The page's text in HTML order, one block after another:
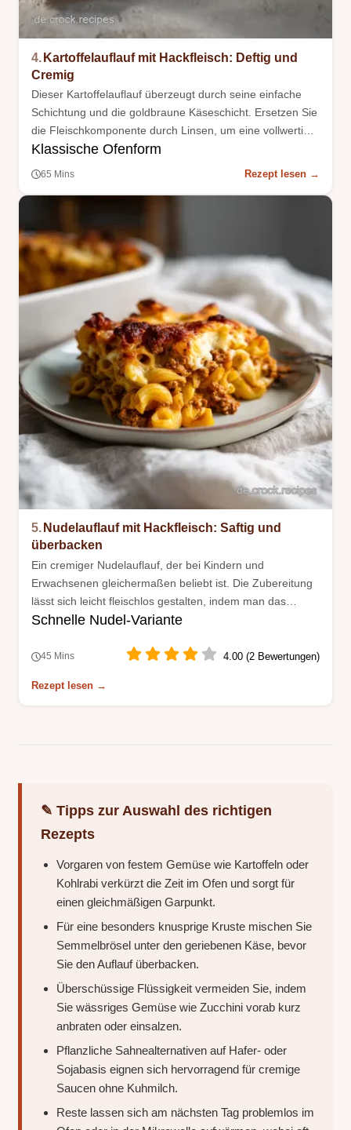
4. Kartoffelauflauf mit Hackfleisch: Deftig und
Cremig
Dieser Kartoffelauflauf überzeugt durch seine einfache
Schichtung und die goldbraune Käseschicht. Ersetzen Sie
die Fleischkomponente durch Linsen, um eine vollwertige
vegetarische Variante dieses Klassikers zu erhalten.
Klassische Ofenform
65 Mins Rezept lesen →
5. Nudelauflauf mit Hackfleisch: Saftig und
überbacken
Ein cremiger Nudelauflauf, der bei Kindern und
Erwachsenen gleichermaßen beliebt ist. Die Zubereitung
lässt sich leicht fleischlos gestalten, indem man das
Hackfleisch durch eine würzige Gemüsefüllung ersetzt.
Schnelle Nudel-Variante
45 Mins 4.00 (2 Bewertungen)
Rezept lesen →
✎ Tipps zur Auswahl des richtigen
Rezepts
Vorgaren von festem Gemüse wie Kartoffeln oder
Kohlrabi verkürzt die Zeit im Ofen und sorgt für
einen gleichmäßigen Garpunkt.
Für eine besonders knusprige Kruste mischen Sie
Semmelbrösel unter den geriebenen Käse, bevor
Sie den Auflauf überbacken.
Überschüssige Flüssigkeit vermeiden Sie, indem
Sie wässriges Gemüse wie Zucchini vorab kurz
anbraten oder einsalzen.
Pflanzliche Sahnealternativen auf Hafer- oder
Sojabasis eignen sich hervorragend für cremige
Saucen ohne Kuhmilch.
Reste lassen sich am nächsten Tag problemlos im